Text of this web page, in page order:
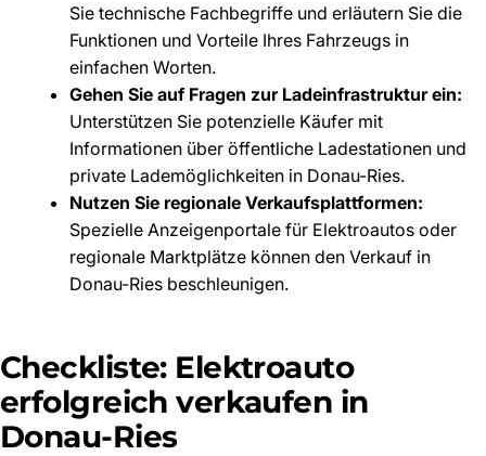
Sie technische Fachbegriffe und erläutern Sie die
Funktionen und Vorteile Ihres Fahrzeugs in
einfachen Worten.
Gehen Sie auf Fragen zur Ladeinfrastruktur ein:
Unterstützen Sie potenzielle Käufer mit
Informationen über öffentliche Ladestationen und
private Lademöglichkeiten in Donau-Ries.
Nutzen Sie regionale Verkaufsplattformen:
Spezielle Anzeigenportale für Elektroautos oder
regionale Marktplätze können den Verkauf in
Donau-Ries beschleunigen.
Checkliste: Elektroauto
erfolgreich verkaufen in
Donau-Ries